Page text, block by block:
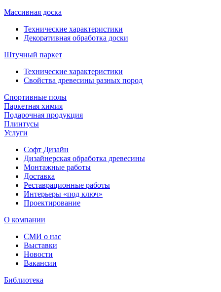
Массивная доска
Технические характеристики
Декоративная обработка доски
Штучный паркет
Технические характеристики
Свойства древесины разных пород
Спортивные полы
Паркетная химия
Подарочная продукция
Плинтусы
Услуги
Софт Дизайн
Дизайнерская обработка древесины
Монтажные работы
Доставка
Реставрационные работы
Интерьеры «под ключ»
Проектирование
О компании
СМИ о нас
Выставки
Новости
Вакансии
Библиотека